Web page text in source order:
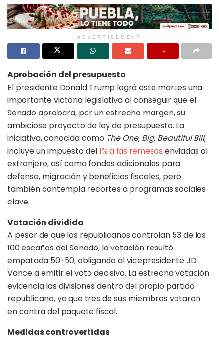
ADVERTISEMENT
Aprobación del presupuesto
El presidente Donald Trump logró este martes una
importante victoria legislativa al conseguir que el
Senado aprobara, por un estrecho margen, su
ambicioso proyecto de ley de presupuesto. La
iniciativa, conocida como The One, Big, Beautiful Bill,
incluye un impuesto del1% a las remesas enviadas al
extranjero, así como fondos adicionales para
defensa, migración y beneficios fiscales, pero
también contempla recortes a programas sociales
clave.
Votación dividida
A pesar de que los republicanos controlan 53 de los
100 escaños del Senado, la votación resultó
empatada 50-50, obligando al vicepresidente JD
Vance a emitir el voto decisivo. La estrecha votación
evidencia las divisiones dentro del propio partido
republicano, ya que tres de sus miembros votaron
en contra del paquete fiscal.
Medidas controvertidas